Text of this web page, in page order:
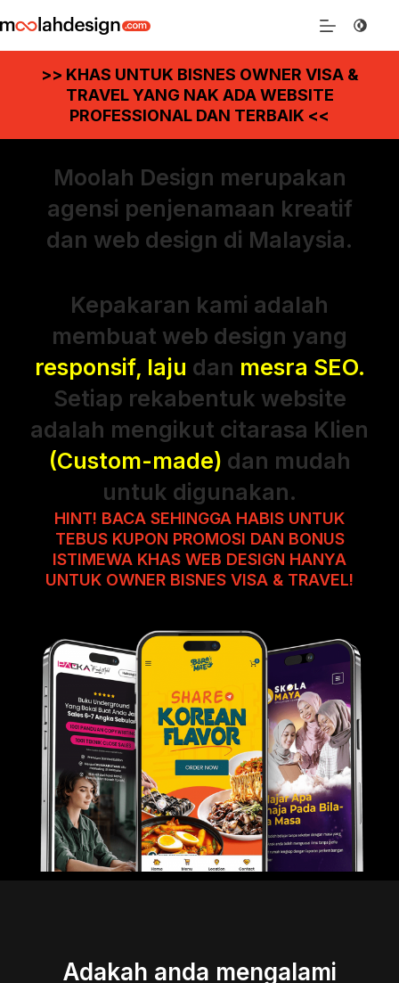
>> KHAS UNTUK BISNES OWNER VISA &
TRAVEL YANG NAK ADA WEBSITE
PROFESSIONAL DAN TERBAIK <<
Moolah Design merupakan
agensi penjenamaan kreatif
dan web design di Malaysia.
Kepakaran kami adalah
membuat web design yang
responsif, laju dan mesra SEO.
Setiap rekabentuk website
adalah mengikut citarasa Klien
(Custom-made) dan mudah
untuk digunakan.
HINT! BACA SEHINGGA HABIS UNTUK
TEBUS KUPON PROMOSI DAN BONUS
ISTIMEWA KHAS WEB DESIGN HANYA
UNTUK OWNER BISNES VISA & TRAVEL!
Adakah anda mengalami